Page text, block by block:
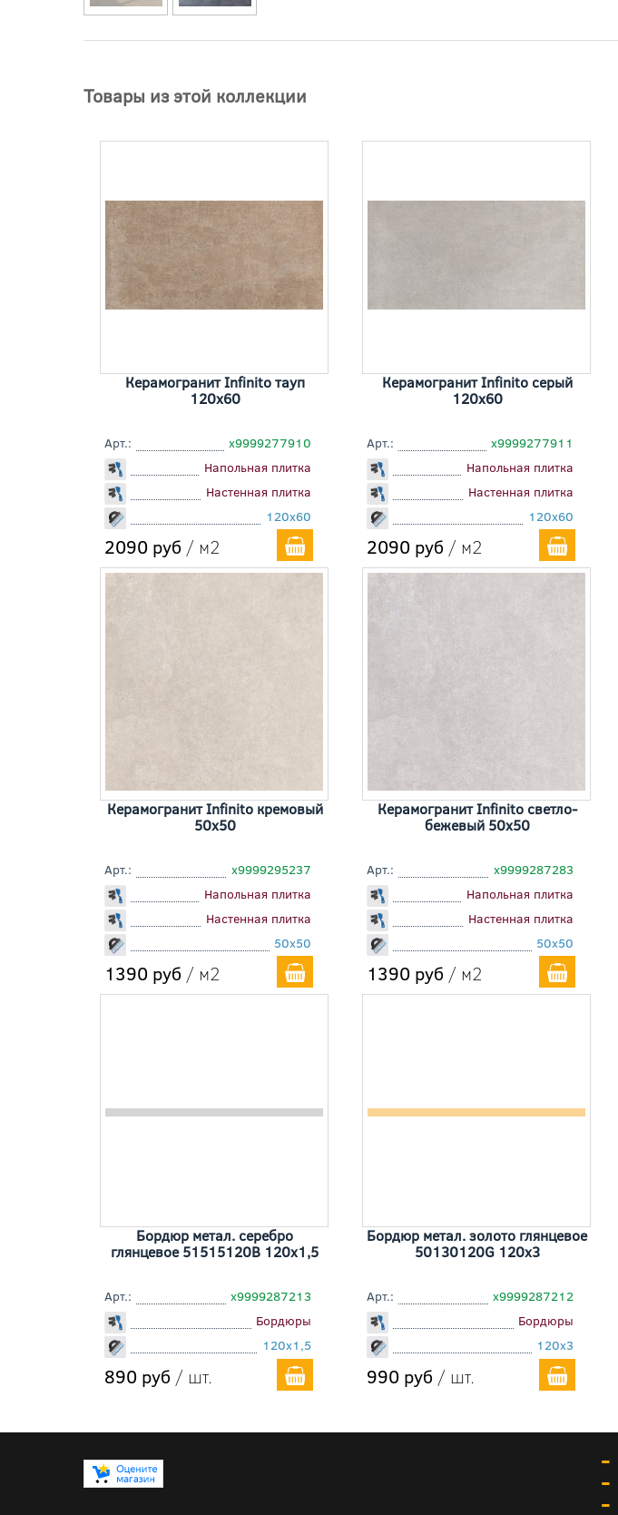
Товары из этой коллекции
Керамогранит Infinito тауп
120x60
Арт.:
х9999277910
Напольная плитка
Настенная плитка
120x60
2090 руб / м2
Керамогранит Infinito серый
120x60
Арт.:
х9999277911
Напольная плитка
Настенная плитка
120x60
2090 руб / м2
Керамогранит Infinito кремовый
50x50
Арт.:
х9999295237
Напольная плитка
Настенная плитка
50x50
1390 руб / м2
Керамогранит Infinito светло-
бежевый 50x50
Арт.:
х9999287283
Напольная плитка
Настенная плитка
50x50
1390 руб / м2
Бордюр метал. серебро
глянцевое 51515120B 120x1,5
Арт.:
х9999287213
Бордюры
120x1,5
890 руб / шт.
Бордюр метал. золото глянцевое
50130120G 120x3
Арт.:
х9999287212
Бордюры
120x3
990 руб / шт.